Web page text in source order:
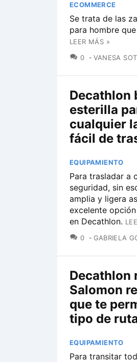
ECOMMERCE
Se trata de las
para hombre
LEER MÁS »
0 COMENTARIOS
VANESA
Decathlon
esterilla
cualquier
fácil de
EQUIPAMIENTO
Para trasladar a
seguridad, sin
amplia y ligera
excelente
en Decathlon.
0 COMENTARIOS
GABRIELA
Decathlon
Salomon
que te
tipo de
EQUIPAMIENTO
Para transitar